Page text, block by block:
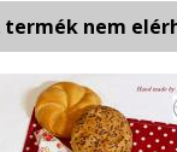
termék nem